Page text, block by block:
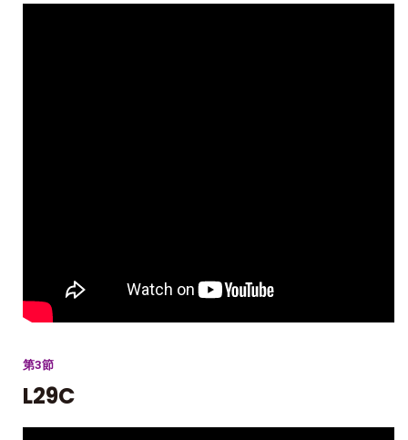
第3節
L29C